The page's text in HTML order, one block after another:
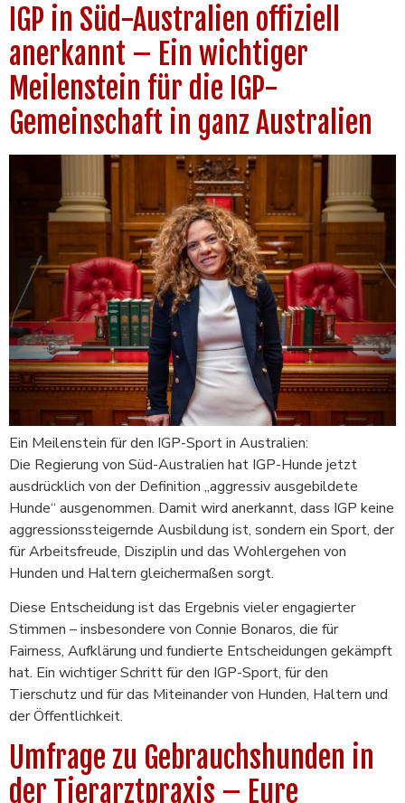
IGP in Süd-Australien offiziell
anerkannt – Ein wichtiger
Meilenstein für die IGP-
Gemeinschaft in ganz Australien
Ein Meilenstein für den IGP-Sport in Australien:
Die Regierung von Süd-Australien hat IGP-Hunde jetzt
ausdrücklich von der Definition „aggressiv ausgebildete
Hunde“ ausgenommen. Damit wird anerkannt, dass IGP keine
aggressionssteigernde Ausbildung ist, sondern ein Sport, der
für Arbeitsfreude, Disziplin und das Wohlergehen von
Hunden und Haltern gleichermaßen sorgt.
Diese Entscheidung ist das Ergebnis vieler engagierter
Stimmen – insbesondere von Connie Bonaros, die für
Fairness, Aufklärung und fundierte Entscheidungen gekämpft
hat. Ein wichtiger Schritt für den IGP-Sport, für den
Tierschutz und für das Miteinander von Hunden, Haltern und
der Öffentlichkeit.
Umfrage zu Gebrauchshunden in
der Tierarztpraxis – Eure